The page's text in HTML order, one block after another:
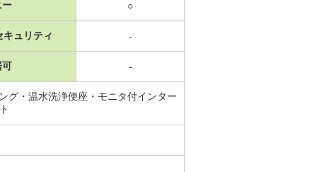
ー ○
キュリティ -
可 -
グ・温水洗浄便座・モニタ付インター